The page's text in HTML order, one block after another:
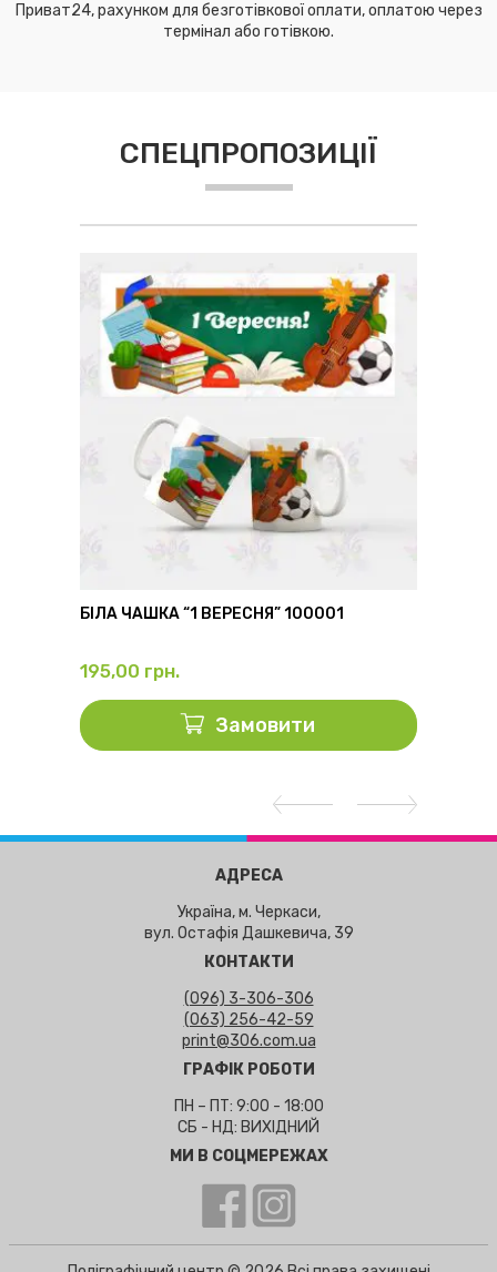
Приват24, рахунком для безготівкової оплати, оплатою через
термінал або готівкою.
СПЕЦПРОПОЗИЦІЇ
БІЛА ЧАШКА “1 ВЕРЕСНЯ” 100001
195,00 грн.
Замовити
АДРЕСА
Україна, м. Черкаси,
вул. Остафія Дашкевича, 39
КОНТАКТИ
(096) 3-306-306
(063) 256-42-59
print@306.com.ua
ГРАФІК РОБОТИ
ПН – ПТ: 9:00 - 18:00
СБ - НД: ВИХІДНИЙ
МИ В СОЦМЕРЕЖАХ